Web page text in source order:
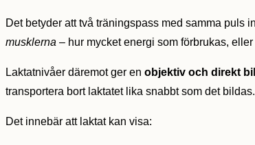
Det betyder att två träningspass med samma
musklerna – hur mycket energi som förbrukas,
Laktatnivåer däremot ger en objektiv och direkt
transportera bort laktatet lika snabbt som det
Det innebär att laktat kan visa: